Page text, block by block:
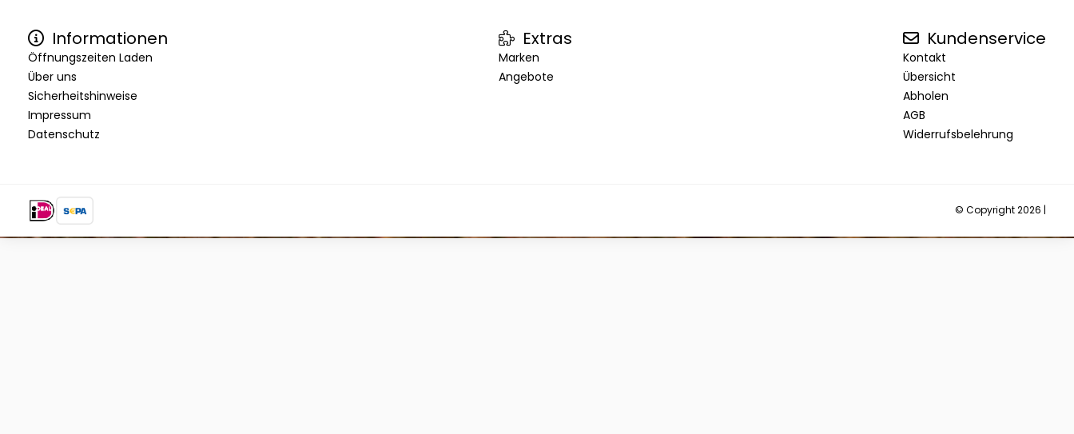
Informationen
Öffnungszeiten Laden
Über uns
Sicherheitshinweise
Impressum
Datenschutz
Extras
Marken
Angebote
Kundenservice
Kontakt
Übersicht
Abholen
AGB
Widerrufsbelehrung
© Copyright 2026 |